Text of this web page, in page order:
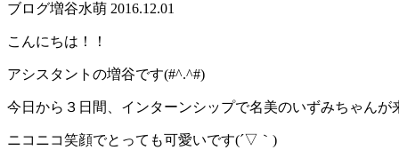
ブログ増谷水萌 2016.12.01
こんにちは！！
アシスタントの増谷です(#^.^#)
今日から３日間、インターンシップで名美のいずみちゃん
ニコニコ笑顔でとっても可愛いです(´▽｀)